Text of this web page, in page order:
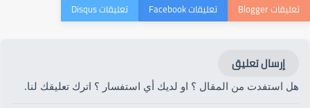
إرسال تعليق
هل استفدت من المقال ؟ او لديك أي استفسار ؟ اترك تعليقك لنا.